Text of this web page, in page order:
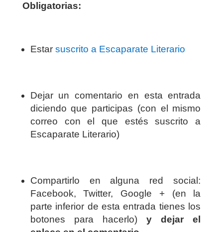
Obligatorias:
Estar suscrito a Escaparate Literario
Dejar un comentario en esta entrada
diciendo que participas (con el mismo
correo con el que estés suscrito a
Escaparate Literario)
Compartirlo en alguna red social:
Facebook, Twitter, Google + (en la
parte inferior de esta entrada tienes los
botones para hacerlo)y dejar el